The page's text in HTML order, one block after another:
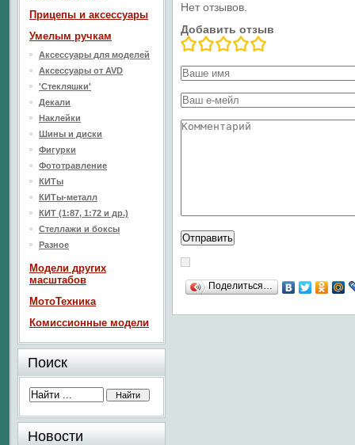
Нет отзывов.
Добавить отзыв
Поделиться…
Прицепы и аксессуары
Умелым ручкам
Аксессуары для моделей
Аксессуары от AVD
'Стекляшки'
Декали
Наклейки
Шины и диски
Фигурки
Фототравление
КИТы
КИТы-металл
КИТ (1:87, 1:72 и др.)
Стеллажи и боксы
Разное
Модели других
масштабов
МотоТехника
Комиссионные модели
Поиск
Новости